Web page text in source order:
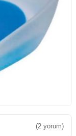
(2 yorum)